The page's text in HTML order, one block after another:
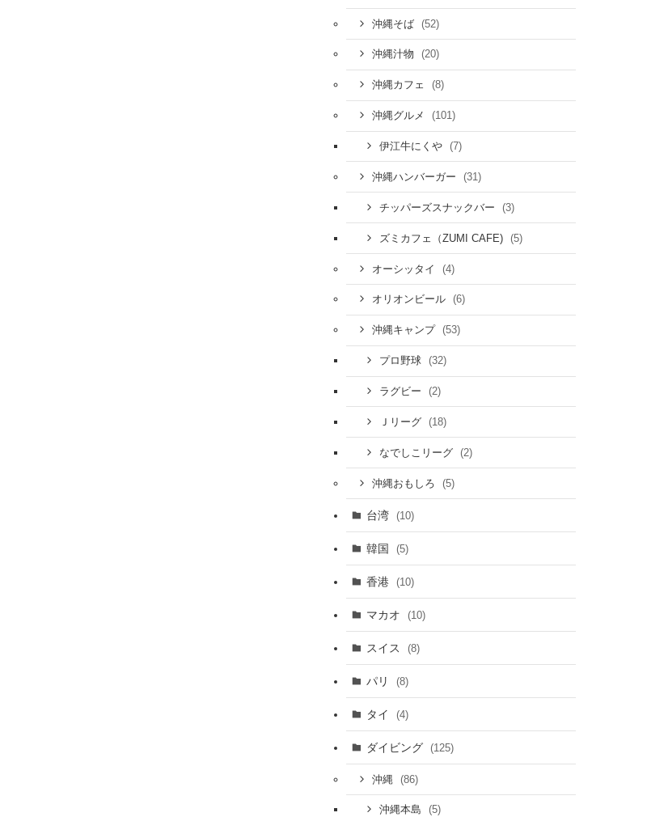
沖縄そば (52)
沖縄汁物 (20)
沖縄カフェ (8)
沖縄グルメ (101)
伊江牛にくや (7)
沖縄ハンバーガー (31)
チッパーズスナックバー (3)
ズミカフェ（ZUMI CAFE) (5)
オーシッタイ (4)
オリオンビール (6)
沖縄キャンプ (53)
プロ野球 (32)
ラグビー (2)
Ｊリーグ (18)
なでしこリーグ (2)
沖縄おもしろ (5)
台湾 (10)
韓国 (5)
香港 (10)
マカオ (10)
スイス (8)
パリ (8)
タイ (4)
ダイビング (125)
沖縄 (86)
沖縄本島 (5)